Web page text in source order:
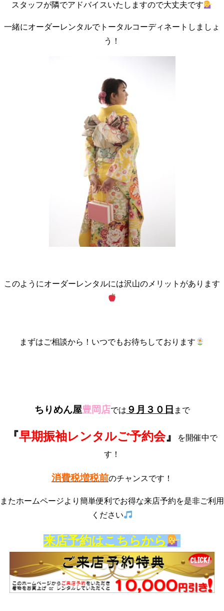
スタッフが隣でアドバイスいたしますので大丈夫です
一緒にオーダーレンタルでトータルコーディネートしましょ
う！
このようにオーダーレンタルには沢山のメリットがあります
まずはご相談から！いつでもお待ちしております
ちりめん屋豊岡店では ９月３０日 まで
『早期振袖レンタルご予約会』
を開催中で
す！
消費税増税前のチャンスです！
またホームページより簡単便利でお得な来店予約を是非ご利用
ください
来店予約はこちらから